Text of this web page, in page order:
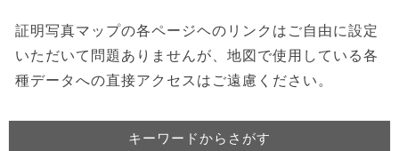
証明写真マップの各ページヘのリンクはご自由に設定
いただいて問題ありませんが、地図で使用している各
種データへの直接アクセスはご遠慮ください。
キーワードからさがす